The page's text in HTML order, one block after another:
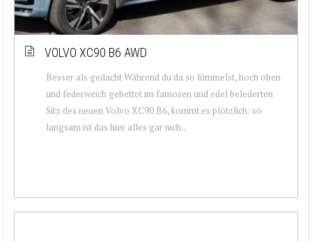
VOLVO XC90 B6 AWD
Besser als gedacht Während du da so lümmelst, hoch oben
und federweich gebettet im famosen und edel belederten
Sitz des neuen Volvo XC90 B6, kommt es plötzlich: so
langsam ist das hier alles gar nich...